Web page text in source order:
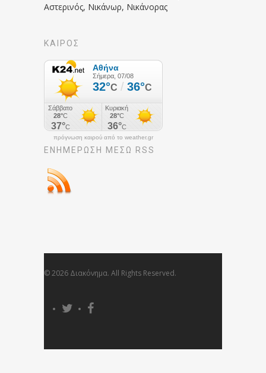
Αστερινός, Νικάνωρ, Νικάνορας
ΚΑΙΡΟΣ
πρόγνωση καιρού από το weather.gr
ΕΝΗΜΈΡΩΣΉ ΜΕΣΩ RSS
© 2026 Διακόνημα. All Rights Reserved.